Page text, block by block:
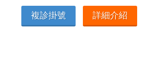
複診掛號 詳細介紹